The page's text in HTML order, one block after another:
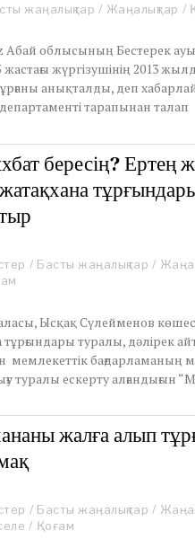
жаңалықтар / Жаңалықтар /
Абай облысының Бестерек
жүргізушінің 2013
анықталды, деп
тарапынан талап
бересің? Ертең
/ Басты жаңалықтар /
Ысқақ Сүлейменов
туралы, дәлірек
мемлекеттік бағдарламаның
туралы ескерту алғандығын
жалға алып
/ Басты жаңалықтар /
/ Қоғам